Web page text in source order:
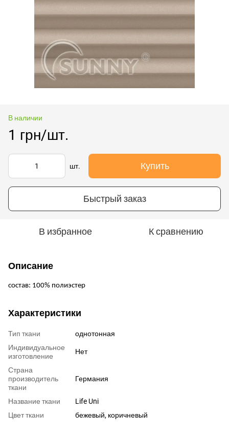
В наличии
1 грн/шт.
шт. Купить
Быстрый заказ
В избранное К сравнению
Описание
состав: 100% полиэстер
Характеристики
Тип ткани
однотонная
Индивидуальное
изготовление
Нет
Страна
производитель
ткани
Германия
Название ткани
Life Uni
Цвет ткани
бежевый, коричневый